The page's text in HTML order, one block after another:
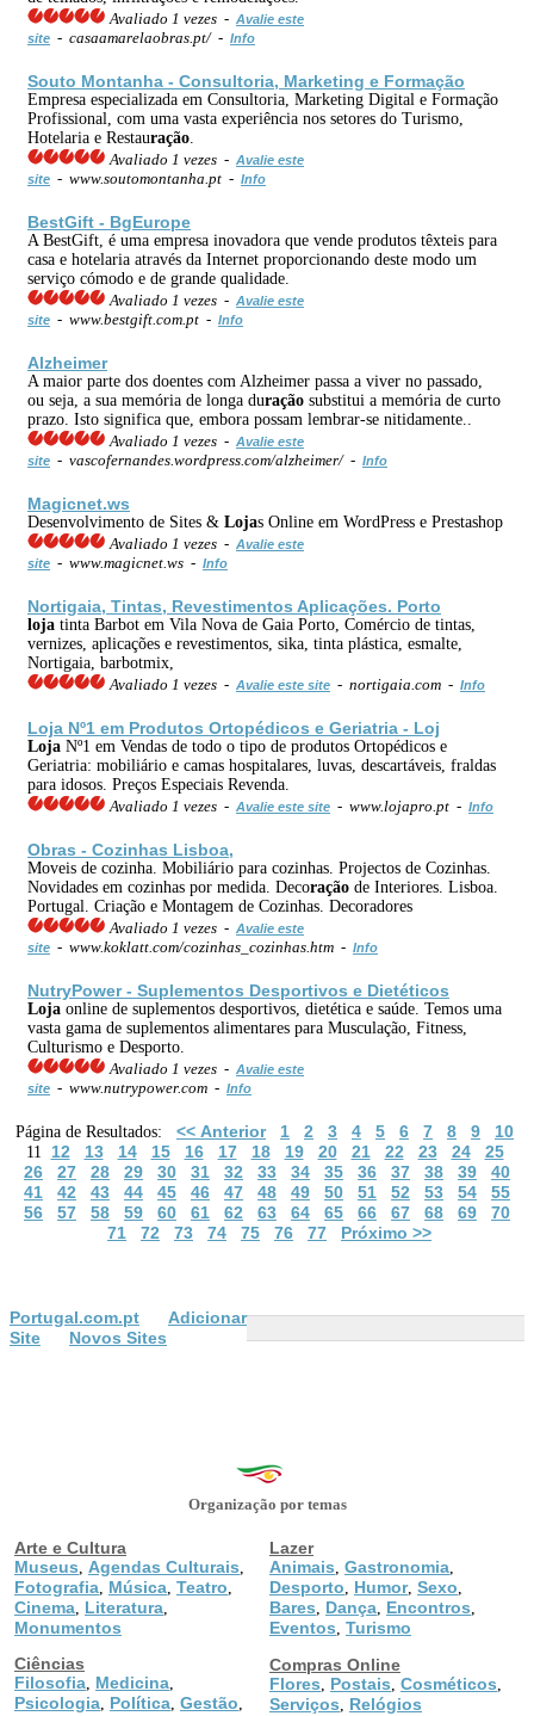
Avaliado 1 vezes - Avalie este
site - casaamarelaobras.pt/ - Info
Souto Montanha - Consultoria, Marketing e Formação
Empresa especializada em Consultoria, Marketing Digital e Formação
Profissional, com uma vasta experiência nos setores do Turismo,
Hotelaria e Restauração
Avaliado 1 vezes - Avalie este
site - www.soutomontanha.pt - Info
BestGift - BgEurope
A BestGift, é uma empresa inovadora que vende produtos têxteis para
casa e hotelaria através da Internet proporcionando deste modo um
serviço cómodo e de grande qualidade.
Avaliado 1 vezes - Avalie este
site - www.bestgift.com.pt - Info
Alzheimer
A maior parte dos doentes com Alzheimer passa a viver no passado,
ou seja, a sua memória de longa duração substitui a memória de curto
prazo. Isto significa que, embora possam lembrar-se nitidamente..
Avaliado 1 vezes - Avalie este
site - vascofernandes.wordpress.com/alzheimer/ - Info
Magicnet.ws
Desenvolvimento de Sites & Lojas Online em WordPress e Prestashop
Avaliado 1 vezes - Avalie este
site - www.magicnet.ws - Info
Nortigaia, Tintas, Revestimentos Aplicações. Porto
loja tinta Barbot em Vila Nova de Gaia Porto, Comércio de tintas,
vernizes, aplicações e revestimentos, sika, tinta plástica, esmalte,
Nortigaia, barbotmix,
Avaliado 1 vezes - Avalie este site - nortigaia.com - Info
Loja Nº1 em Produtos Ortopédicos e Geriatria - Loj
Loja Nº1 em Vendas de todo o tipo de produtos Ortopédicos e
Geriatria: mobiliário e camas hospitalares, luvas, descartáveis, fraldas
para idosos. Preços Especiais Revenda.
Avaliado 1 vezes - Avalie este site - www.lojapro.pt - Info
Obras - Cozinhas Lisboa,
Moveis de cozinha. Mobiliário para cozinhas. Projectos de Cozinhas.
Novidades em cozinhas por medida. Decoração de Interiores. Lisboa.
Portugal. Criação e Montagem de Cozinhas. Decoradores
Avaliado 1 vezes - Avalie este
site - www.koklatt.com/cozinhas_cozinhas.htm - Info
NutryPower - Suplementos Desportivos e Dietéticos
Loja online de suplementos desportivos, dietética e saúde. Temos uma
vasta gama de suplementos alimentares para Musculação, Fitness,
Culturismo e Desporto.
Avaliado 1 vezes - Avalie este
site - www.nutrypower.com - Info
Página de Resultados: << Anterior 1 2 3 4 5 6 7 8 9 10
11 12 13 14 15 16 17 18 19 20 21 22 23 24
25
26
27 28 29 30 31 32 33 34 35 36 37 38 39
40
41
42 43 44 45 46 47 48 49 50 51 52 53 54
55
56
57 58 59 60 61 62 63 64 65 66 67 68 69
70
71
72 73 74 75 76 77 Próximo >>
Portugal.com.pt
Adicionar
Site
Novos Sites
Organização por temas
Arte e Cultura
Museus
Agendas Culturais
Fotografia Música Teatro
Cinema Literatura
Monumentos
Ciências
Filosofia Medicina
Psicologia Política Gestão
Lazer
Animais Gastronomia
Desporto Humor, Sexo
Bares Dança Encontros
Eventos Turismo
Compras Online
Flores
Postais Cosméticos
Serviços Relógios